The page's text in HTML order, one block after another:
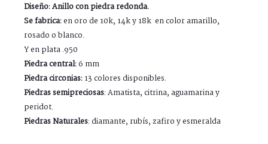
Diseño: Anillo con piedra redonda.
Se fabrica:en oro de 10k, 14k y 18k en color amarillo,
rosado o blanco.
Y en plata .950
Piedra central:6 mm
Piedra circonias:13 colores disponibles.
Piedras semipreciosas: Amatista, citrina, aguamarina y
peridot.
Piedras Naturales: diamante, rubís, zafiro y esmeralda